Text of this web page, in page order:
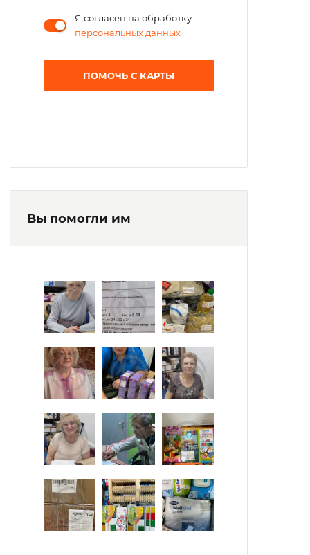
Я согласен на обработку
персональных данных
ПОМОЧЬ С КАРТЫ
Вы помогли им